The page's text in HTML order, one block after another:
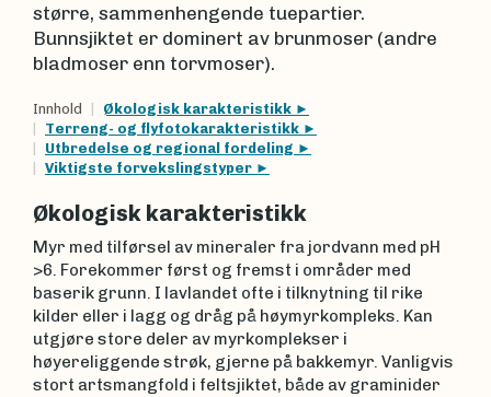
større, sammen­hengende tuepartier.
Bunnsjiktet er dominert av brunmoser (andre
bladmoser enn torvmoser).
Innhold
Økologisk karakteristikk
Terreng- og flyfotokarakteristikk
Utbredelse og regional fordeling
Viktigste forvekslingstyper
Økologisk karakteristikk
Myr med tilførsel av mineraler fra jordvann med pH
>6. Forekommer først og fremst i områder med
baserik grunn. I lavlandet ofte i tilknytning til rike
kilder eller i lagg og dråg på høymyrkompleks. Kan
utgjøre store deler av myrkomplekser i
høyereliggende strøk, gjerne på bakkemyr. Vanligvis
stort artsmangfold i feltsjiktet, både av graminider